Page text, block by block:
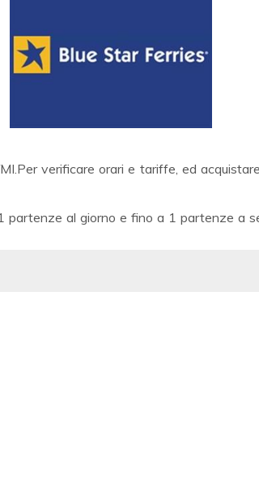
verificare orari e tariffe, ed
al giorno e fino a 1 partenze a